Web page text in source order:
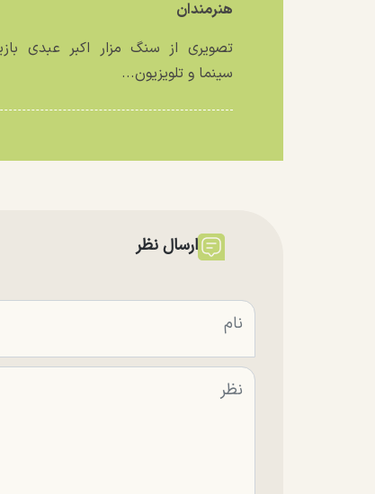
هنرمندان
تصویری از سنگ مزار اکبر عبدی
سینما و تلویزیون...
ارسال نظر